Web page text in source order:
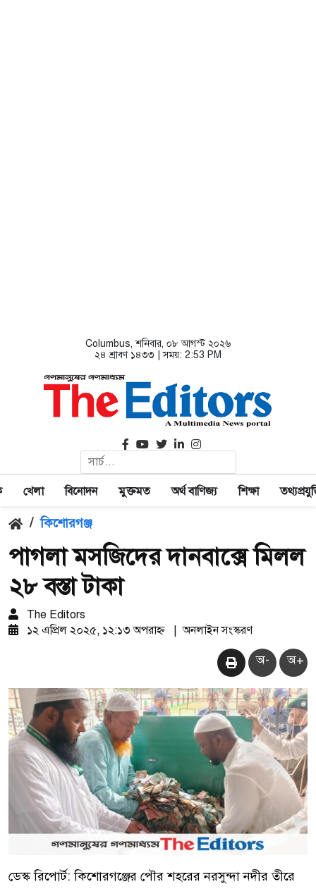
Columbus, শনিবার, ০৮ আগস্ট ২০২৬
২৪ শ্রাবণ ১৪৩৩ | সময়: 2:53 PM
খেলা বিনোদন মুক্তমত অর্থ বাণিজ্য শিক্ষা
/ কিশোরগঞ্জ
পাগলা মসজিদের দানবাক্সে মিলল
২৮ বস্তা টাকা
The Editors
১২ এপ্রিল ২০২৫, ১২:১৩ অপরাহ্ণ
অনলাইন সংস্করণ
অ- অ+
ডেস্ক রিপোর্ট: কিশোরগঞ্জের পৌর শহরের নরসুন্দা নদীর তীরে